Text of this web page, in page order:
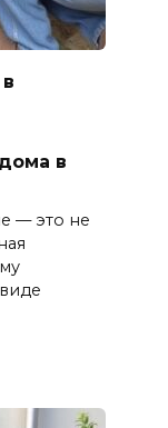
в
— это не